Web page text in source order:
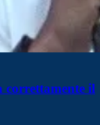
correttamente il